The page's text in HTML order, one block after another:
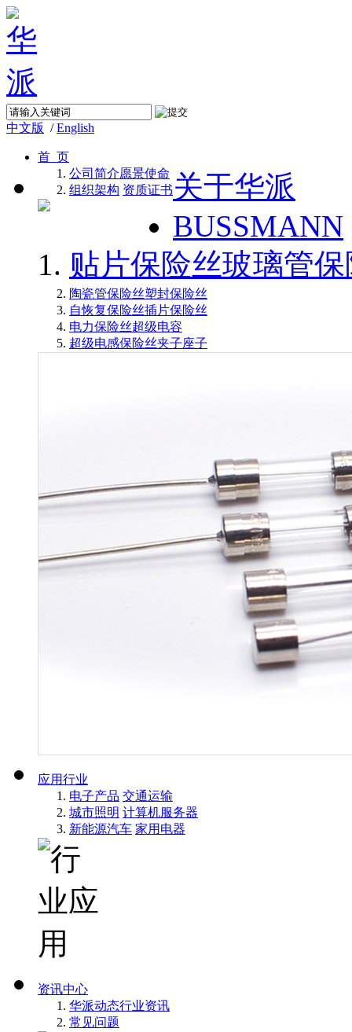
中文版 /English
首 页
关于华派
公司简介愿景使命
组织架构 资质证书
BUSSMANN
贴片保险丝玻璃管
陶瓷管保险丝塑封保险丝
自恢复保险丝插片保险丝
电力保险丝超级电容
超级电感保险丝夹子座子
应用行业
电子产品 交通运输
城市照明 计算机服务器
新能源汽车 家用电器
资讯中心
华派动态行业资讯
常见问题